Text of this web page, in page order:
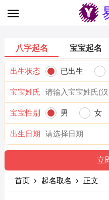
八字起名 宝宝起名
出生状态 已出生
宝宝姓氏
宝宝性别 男 女
出生日期
首页 起名取名 正文